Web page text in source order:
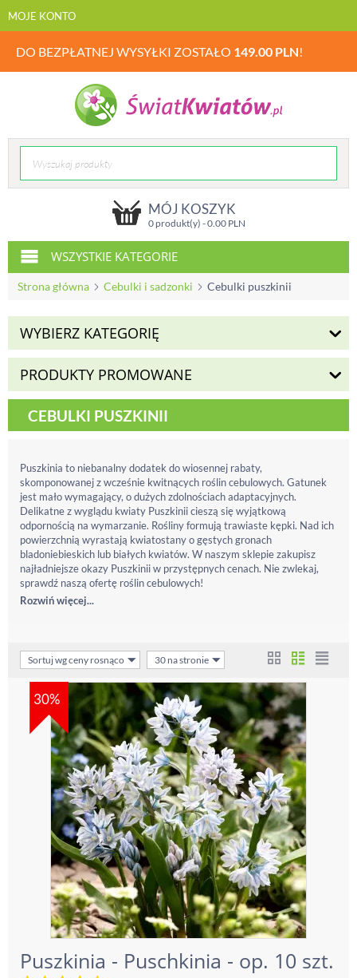
MOJE KONTO
DO BEZPŁATNEJ WYSYŁKI ZOSTAŁO 149.00 PLN!
MÓJ KOSZYK
0 produkt(y) -0.00PLN
WSZYSTKIE KATEGORIE
Strona główna Cebulki i sadzonki Cebulki puszkinii
WYBIERZ KATEGORIĘ
PRODUKTY PROMOWANE
CEBULKI PUSZKINII
Puszkinia to niebanalny dodatek do wiosennej rabaty,
skomponowanej z wcześnie kwitnących roślin cebulowych. Gatunek
jest mało wymagający, o dużych zdolnościach adaptacyjnych.
Delikatne z wyglądu kwiaty Puszkinii cieszą się wyjątkową
odpornością na wymarzanie. Rośliny formują trawiaste kępki. Nad ich
powierzchnią wyrastają kwiatostany o gęstych gronach
bladoniebieskich lub białych kwiatów. W naszym sklepie zakupisz
najładniejsze okazy Puszkinii w przystępnych cenach. Nie zwlekaj,
sprawdź naszą ofertę roślin cebulowych!
Rozwiń więcej...
Sortuj wg ceny rosnąco 30 na stronie
30%
Puszkinia - Puschkinia - op. 10 szt.